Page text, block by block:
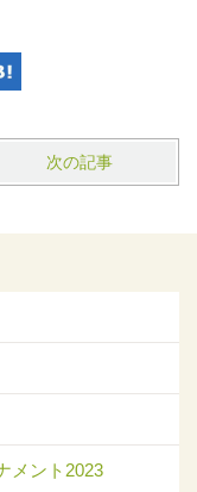
次の記事
メント2023